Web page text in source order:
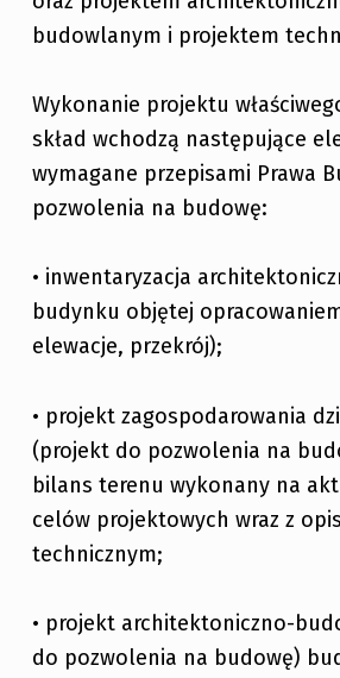
budowlanym i projektem
Wykonanie projektu
skład wchodzą następujące
wymagane przepisami Prawa
pozwolenia na budowę:
• inwentaryzacja
budynku objętej
elewacje, przekrój);
• projekt zagospodarowania
(projekt do pozwolenia na
bilans terenu wykonany na
celów projektowych wraz z
technicznym;
• projekt architektoniczno-
do pozwolenia na budowę)